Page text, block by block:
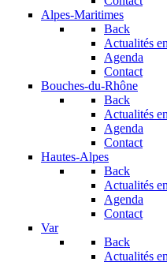
Alpes-Maritimes
Back
Actualités
Agenda
Contact
Bouches-du-Rhône
Back
Actualités
Agenda
Contact
Hautes-Alpes
Back
Actualités
Agenda
Contact
Var
Back
Actualités